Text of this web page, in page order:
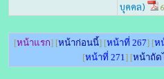
บุคคล)
[หน้าแรก] [หน้าก่อนนี้] [หน้าที่ 267] [ห
[หน้าที่ 271] [หน้าถัด